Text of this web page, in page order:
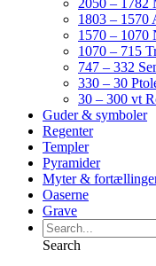
1803 – 1570
1570 – 1070
1070 – 715
747 – 332
330 – 30
30 – 300 vt
Guder & symboler
Regenter
Templer
Pyramider
Myter &
Oaserne
Grave
Search